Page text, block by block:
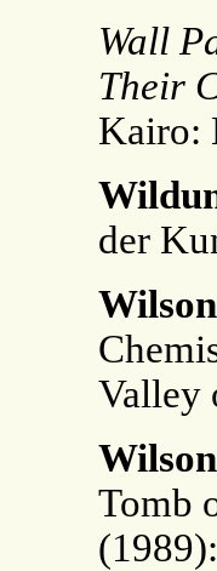
Wall
Their
Kairo:
der
Valley
Tomb